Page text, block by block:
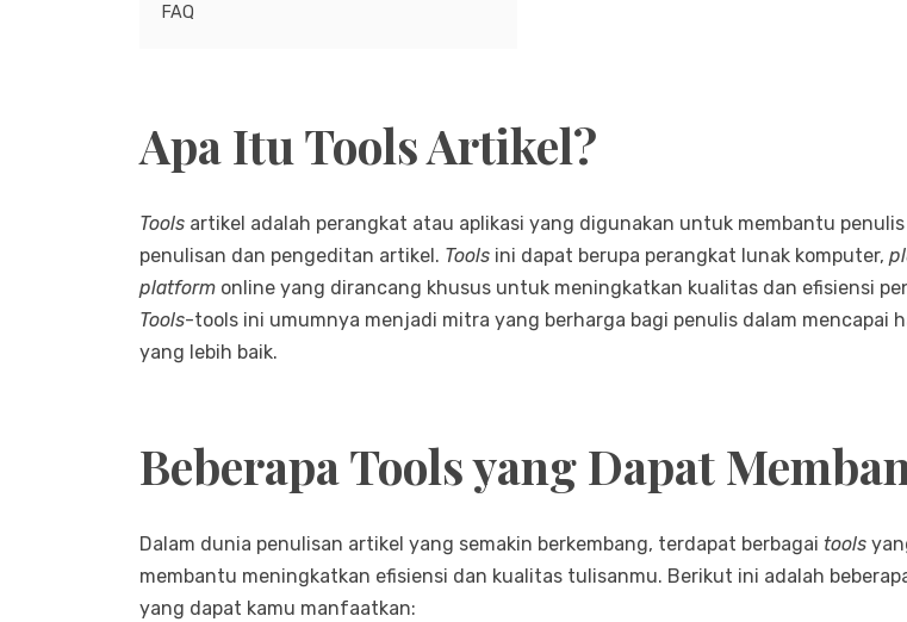
FAQ
Apa Itu Tools Artikel?
Tools artikel adalah perangkat atau aplikasi yang digunakan untuk membantu penulis
penulisan dan pengeditan artikel. Tools ini dapat berupa perangkat lunak komputer,
platform online yang dirancang khusus untuk meningkatkan kualitas dan efisiensi
Tools-tools ini umumnya menjadi mitra yang berharga bagi penulis dalam mencapai
yang lebih baik.
Beberapa Tools yang Dapat
Dalam dunia penulisan artikel yang semakin berkembang, terdapat berbagai tools
membantu meningkatkan efisiensi dan kualitas tulisanmu. Berikut ini adalah
yang dapat kamu manfaatkan: